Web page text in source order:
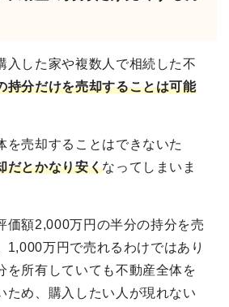
入した家や複数人で相続した不
持分だけを売却することは可能
を売却することはできないた
だとかなり安くなってしまいま
価額2,000万円の半分の持分を売
1,000万円で売れるわけではあり
を所有していても不動産全体を
ため、購入したい人が現れない